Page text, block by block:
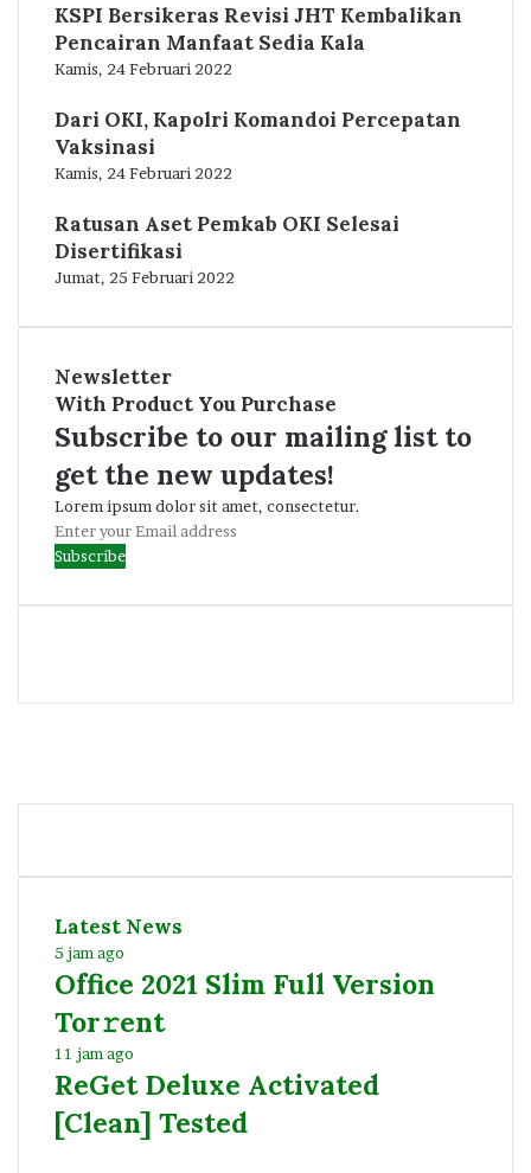
KSPI Bersikeras Revisi JHT Kembalikan
Pencairan Manfaat Sedia Kala
Kamis, 24 Februari 2022
Dari OKI, Kapolri Komandoi Percepatan
Vaksinasi
Kamis, 24 Februari 2022
Ratusan Aset Pemkab OKI Selesai
Disertifikasi
Jumat, 25 Februari 2022
Newsletter
With Product You Purchase
Subscribe to our mailing list to
get the new updates!
Lorem ipsum dolor sit amet, consectetur.
Enter
your
address
Latest News
5 jam ago
Office 2021 Slim Full Version
Tor𝚛ent
11 jam ago
ReGet Deluxe Activated
[Clean] Tested